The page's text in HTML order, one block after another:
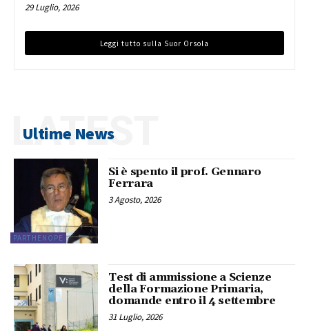
29 Luglio, 2026
Leggi tutto sulla Suor Orsola
Ultime News
LATEST
PARTHENOPE
Si è spento il prof. Gennaro
Ferrara
3 Agosto, 2026
Test di ammissione a Scienze
della Formazione Primaria,
domande entro il 4 settembre
31 Luglio, 2026